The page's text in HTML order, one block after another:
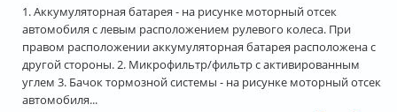
1. Аккумуляторная батарея - на рисунке моторный отсек
автомобиля с левым расположением рулевого колеса. При
правом расположении аккумуляторная батарея расположена с
другой стороны. 2. Микрофильтр/фильтр с активированным
углем 3. Бачок тормозной системы - на рисунке моторный отсек
автомобиля...